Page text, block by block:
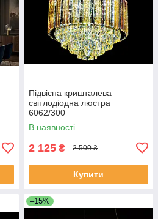
Підвісна кришталева
світлодіодна люстра
6062/300
В наявності
2 125 ₴ 2 500 ₴
Купити
–15%